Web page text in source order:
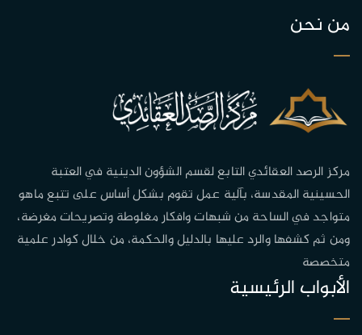
من نحن
مركز الرصد العقائدي التابع لقسم الشؤون الدينية في العتبة
الحسينية المقدسة، بآلية عمل تقوم بشكل أساس على تتبع ماهو
متواجد في الساحة من شبهات وافكار مغلوطة وتصريحات مغرضة،
ومن ثم كشفها والرد عليها بالدليل والحكمة، من خلال كوادر علمية
متخصصة
الأبواب الرئيسية